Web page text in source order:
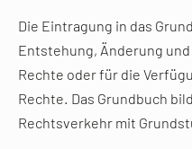
Die Eintragung in das
Entstehung, Änderung
Rechte oder für die
Rechte. Das Grundbuch
Rechtsverkehr mit